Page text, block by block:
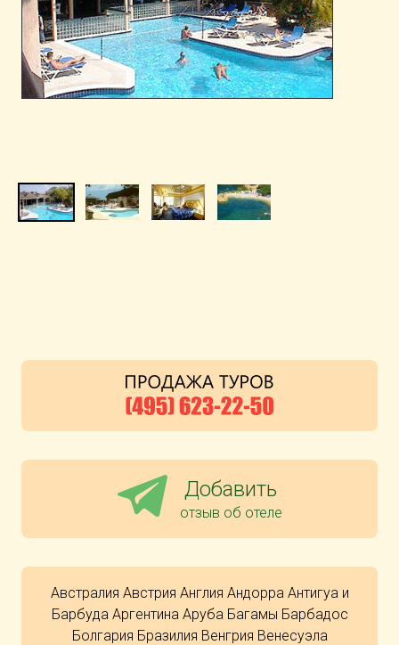
Добавить
отзыв об отеле
Австралия Австрия Англия Андорра Антигуа и
Барбуда Аргентина Аруба Багамы Барбадос
Болгария Бразилия Венгрия Венесуэла